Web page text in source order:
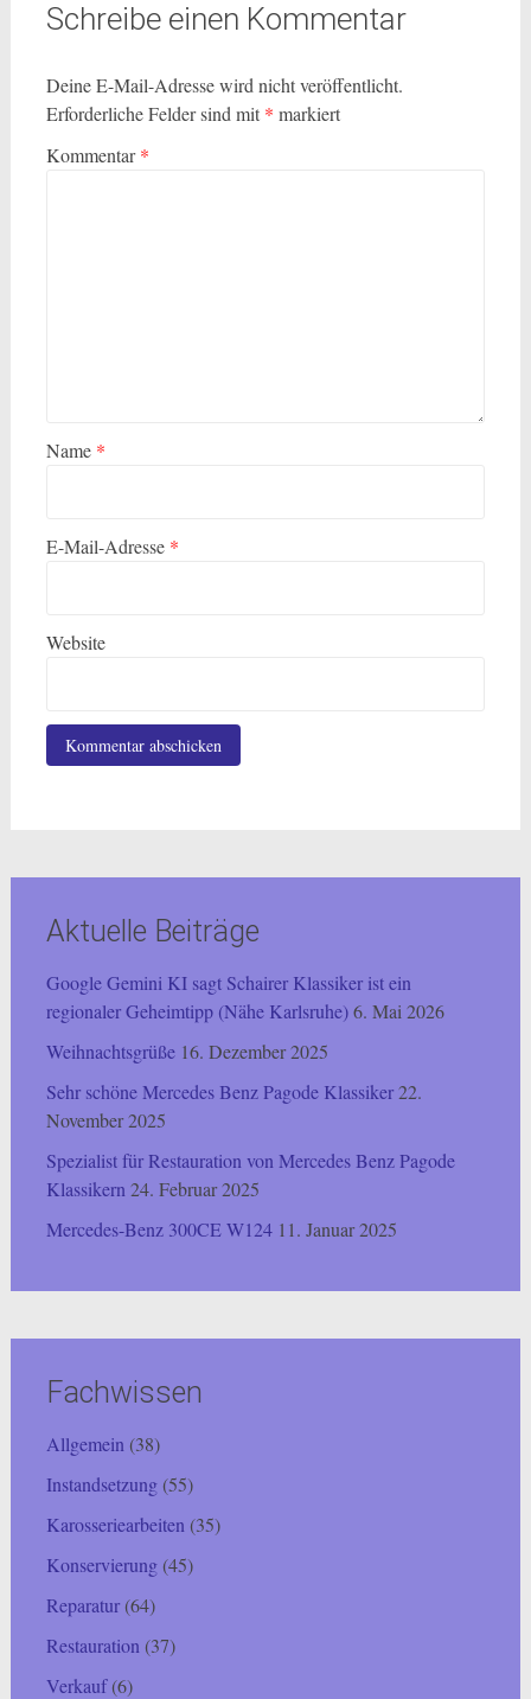
Schreibe einen Kommentar
Deine E-Mail-Adresse wird nicht veröffentlicht.
Erforderliche Felder sind mit * markiert
Kommentar*
Name *
E-Mail-Adresse *
Website
Aktuelle Beiträge
Google Gemini KI sagt Schairer Klassiker ist ein
regionaler Geheimtipp (Nähe Karlsruhe)6. Mai 2026
Weihnachtsgrüße 16. Dezember 2025
Sehr schöne Mercedes Benz Pagode Klassiker22.
November 2025
Spezialist für Restauration von Mercedes Benz Pagode
Klassikern 24. Februar 2025
Mercedes-Benz 300CE W124 11. Januar 2025
Fachwissen
Allgemein (38)
Instandsetzung(55)
Karosseriearbeiten (35)
Konservierung(45)
Reparatur(64)
Restauration (37)
Verkauf(6)